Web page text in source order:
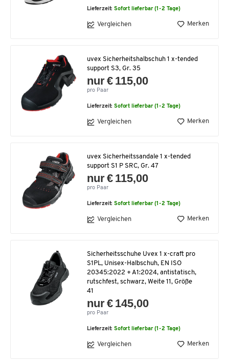
Lieferzeit:Sofort lieferbar (1-2 Tage)
Vergleichen Merken
uvex Sicherheitshalbschuh 1 x-tended
support S3, Gr. 35
nur € 115,00
pro Paar
Lieferzeit:Sofort lieferbar (1-2 Tage)
Vergleichen Merken
uvex Sicherheitssandale 1 x-tended
support S1 P SRC, Gr. 47
nur € 115,00
pro Paar
Lieferzeit:Sofort lieferbar (1-2 Tage)
Vergleichen Merken
Sicherheitsschuhe Uvex 1 x-craft pro
S1PL, Unisex-Halbschuh, EN ISO
20345:2022 + A1:2024, antistatisch,
rutschfest, schwarz, Weite 11, Größe
41
nur € 145,00
pro Paar
Lieferzeit:Sofort lieferbar (1-2 Tage)
Vergleichen Merken